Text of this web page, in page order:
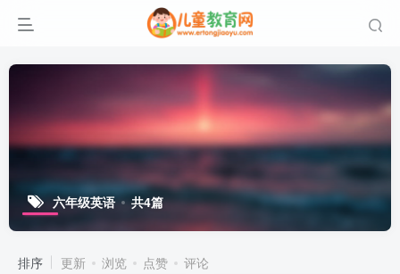
六年级英语 共4篇
排序 更新 浏览 点赞 评论